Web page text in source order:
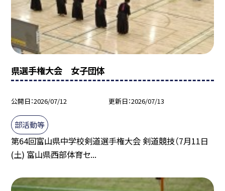
県選手権大会 女子団体
公開日 2026/07/12 更新日 2026/07/13
部活動等
第64回富山県中学校剣道選手権大会 剣道競技（7月11日
(土) 富山県西部体育セ...